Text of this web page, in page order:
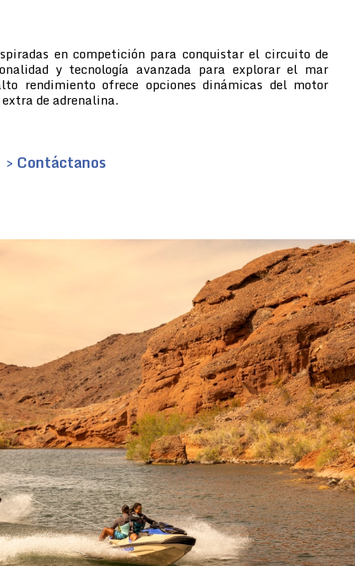
en competición para conquistar el circuito de
y tecnología avanzada para explorar el mar
rendimiento ofrece opciones dinámicas del motor
de adrenalina.
> Contáctanos